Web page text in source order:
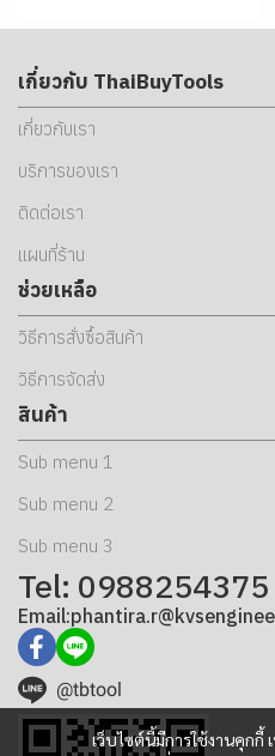
เว็บไซต์นี้มีการใช้งานคุก
เกี่ยวกับ ThaiBuyTools
เกี่ยวกับเรา
บริการของเรา
ติดต่อเรา
แผนที่ร้าน
ช่วยเหลือ
วิธีการสั่งซื้อสินค้า
วิธีการจัดส่ง
สินค้า
Sub menu 1
Sub menu 2
Sub menu 3
Tel: 0988254375
@tbtool